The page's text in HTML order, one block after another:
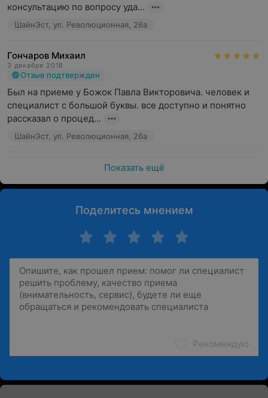
консультацию по вопросу уда...
ШайнЭст, ул. Революционная, 26а
Гончаров Михаил
3 декабря 2018
Отзыв подтвержден
Был на приеме у Божок Павла Викторовича. человек и
специалист с большой буквы. все доступно и понятно
рассказал о процед...
ШайнЭст, ул. Революционная, 26а
Показать ещё
Поделитесь мнением
Рекомендую